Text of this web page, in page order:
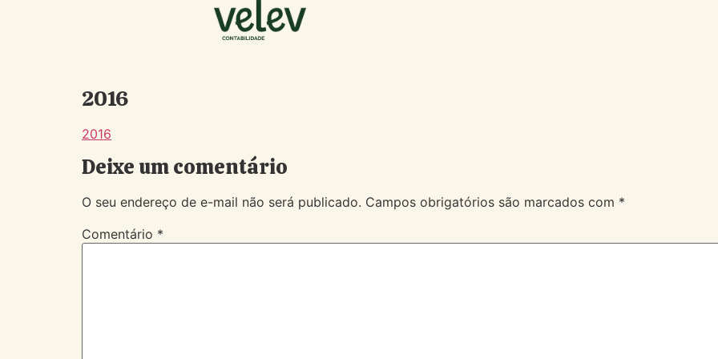
2016
2016
Deixe um comentário
O seu endereço de e-mail não será publicado. Campos obrigatórios são marcados com *
Comentário *